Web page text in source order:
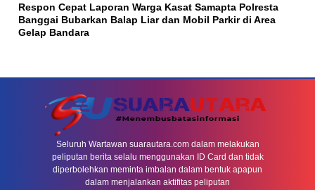
Respon Cepat Laporan Warga Kasat Samapta Polresta
Banggai Bubarkan Balap Liar dan Mobil Parkir di Area
Gelap Bandara
Seluruh Wartawan suarautara.com dalam melakukan
peliputan berita selalu menggunakan ID Card dan tidak
diperbolehkan meminta imbalan dalam bentuk apapun
dalam menjalankan aktifitas peliputan